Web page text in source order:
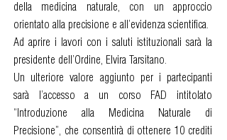
della medicina naturale, con un approccio
orientato alla precisione e all’evidenza scientifica.
Ad aprire i lavori con i saluti istituzionali sarà la
presidente dell’Ordine, Elvira Tarsitano.
Un ulteriore valore aggiunto per i partecipanti
sarà l’accesso a un corso FAD intitolato
“Introduzione alla Medicina Naturale di
Precisione”, che consentirà di ottenere 10 crediti